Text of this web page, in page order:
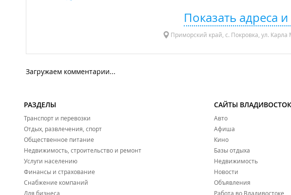
Показать адреса
Приморский край, с. Покровка, ул. Карла
Загружаем комментарии...
РАЗДЕЛЫ
Транспорт и перевозки
Отдых, развлечения, спорт
Общественное питание
Недвижимость, строительство и ремонт
Услуги населению
Финансы и страхование
Снабжение компаний
Для бизнеса
САЙТЫ
Авто
Афиша
Кино
Базы отдыха
Недвижимость
Новости
Объявления
Работа во Владивостоке